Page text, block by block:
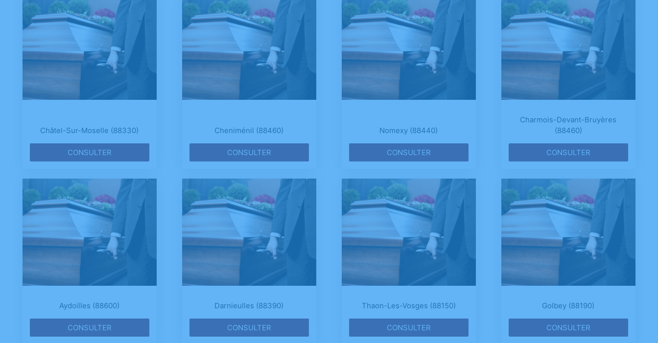
Châtel-Sur-Moselle (88330)
CONSULTER
Cheniménil (88460)
CONSULTER
Nomexy (88440)
CONSULTER
Charmois-Devant-Bruyères
(88460)
CONSULTER
Aydoilles (88600)
CONSULTER
Darnieulles (88390)
CONSULTER
Thaon-Les-Vosges (88150)
CONSULTER
Golbey (88190)
CONSULTER